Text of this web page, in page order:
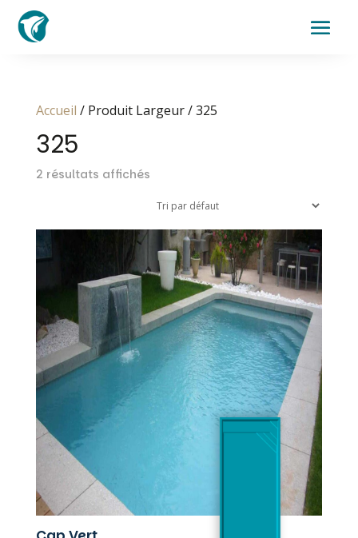
Accueil / Produit Largeur / 325
325
2 résultats affichés